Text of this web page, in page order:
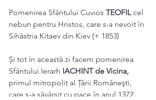
Pomenirea Sfântului Cuvios TEOFIL cel
nebun pentru Hristos, care s-a nevoit în
Sihăstria Kitaev din Kiev (+ 1853)
Și tot în această zi facem pomenirea
Sfântului Ierarh IACHINT de Vicina,
primul mitropolit al Ţării Româneşti,
care s-a săvârșit cu pace în anul 1372.